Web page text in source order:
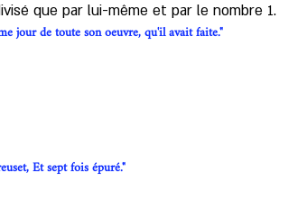
que par lui-même et par le nombre 1.
jour de toute son oeuvre, qu'il avait faite."
Et sept fois épuré."